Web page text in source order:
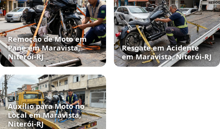
Remoção de Moto em
Pane em Maravista,
Niterói‑RJ
Resgate em Acidente
em Maravista, Niterói‑RJ
Auxílio para Moto no
Local em Maravista,
Niterói‑RJ